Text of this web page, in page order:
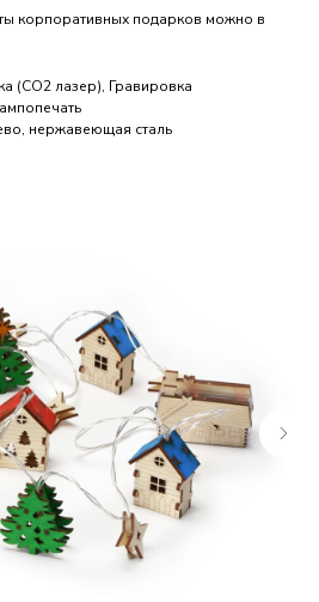
корпоративных подарков можно в
(CO2 лазер), Гравировка
нержавеющая сталь